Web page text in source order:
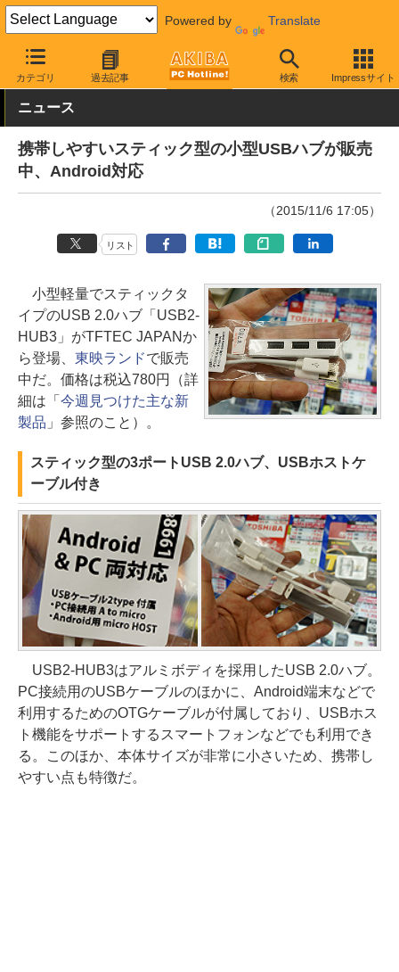
Powered by Translate
カテゴリ 過去記事 検索 Impressサイト
AKIBA PC Hotline! PC周辺機器 USBハブ
ニュース
携帯しやすいスティック型の小型USBハブが販売
中、Android対応
（2015/11/6 17:05）
リスト
小型軽量でスティックタ
イプのUSB 2.0ハブ「USB2-
HUB3」がTFTEC JAPANか
ら登場、 東映ランドで販売
中だ。価格は税込780円（詳
細は「 今週見つけた主な新
製品 」参照のこと）。
スティック型の3ポートUSB 2.0ハブ、USBホストケ
ーブル付き
USB2-HUB3はアルミボディを採用したUSB 2.0ハブ。
PC接続用のUSBケーブルのほかに、Android端末などで
利用するためのOTGケーブルが付属しており、USBホス
ト機能をサポートするスマートフォンなどでも利用でき
る。このほか、本体サイズが非常に小さいため、携帯し
やすい点も特徴だ。